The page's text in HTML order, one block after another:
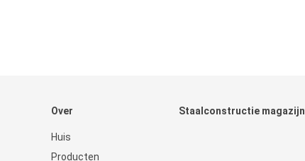
Over
Huis
Producten
Staalconstructie magazijn